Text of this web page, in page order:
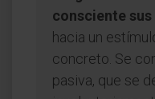
consciente
hacia un
concreto. Se
pasiva, que se